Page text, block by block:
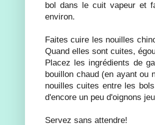
bol dans le cuit vapeur et
environ.
Faites cuire les nouilles
Quand elles sont cuites,
Placez les ingrédients de
bouillon chaud (en ayant ou
nouilles cuites entre les
d'encore un peu d'oignons
Servez sans attendre!